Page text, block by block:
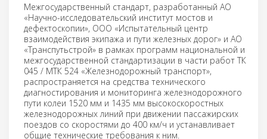
Межгосударственный стандарт, разработанный АО
«Научно-исследовательский институт мостов и
дефектоскопии», ООО «Испытательный центр
взаимодействия экипажа и пути железных дорог» и АО
«Транспутьстрой» в рамках программ национальной и
межгосударственной стандартизации в части работ ТК
045 / МТК 524 «Железнодорожный транспорт»,
распространяется на средства технического
диагностирования и мониторинга железнодорожного
пути колеи 1520 мм и 1435 мм высокоскоростных
железнодорожных линий при движении пассажирских
поездов со скоростями до 400 км/ч и устанавливает
общие технические требования к ним.